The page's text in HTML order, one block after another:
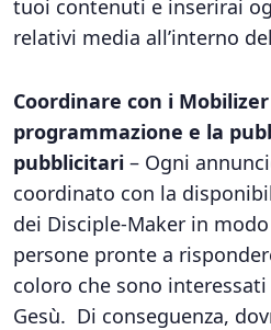
tuoi contenuti e inserirai
relativi media all’interno
Coordinare con i
programmazione e la
pubblicitari – Ogni
coordinato con la
dei Disciple-Maker in
persone pronte a
coloro che sono
Gesù. Di conseguenza,